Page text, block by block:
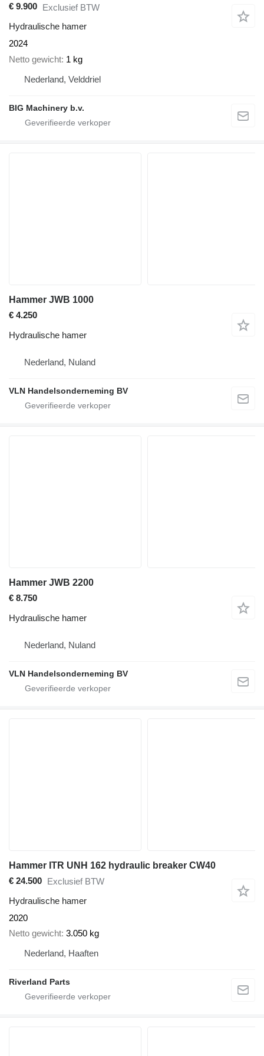
€ 9.900 Exclusief BTW
Hydraulische hamer
2024
Netto gewicht 1 kg
Nederland, Velddriel
BIG Machinery b.v.
Hammer JWB 1000
€ 4.250
Hydraulische hamer
Nederland, Nuland
VLN Handelsonderneming BV
Hammer JWB 2200
€ 8.750
Hydraulische hamer
Nederland, Nuland
VLN Handelsonderneming BV
Hammer ITR UNH 162 hydraulic breaker CW40
€ 24.500 Exclusief BTW
Hydraulische hamer
2020
Netto gewicht 3.050 kg
Nederland, Haaften
Riverland Parts